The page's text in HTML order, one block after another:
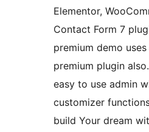
Elementor,
Contact Form 7
premium demo
premium plugin
easy to use admin
customizer
build Your dream